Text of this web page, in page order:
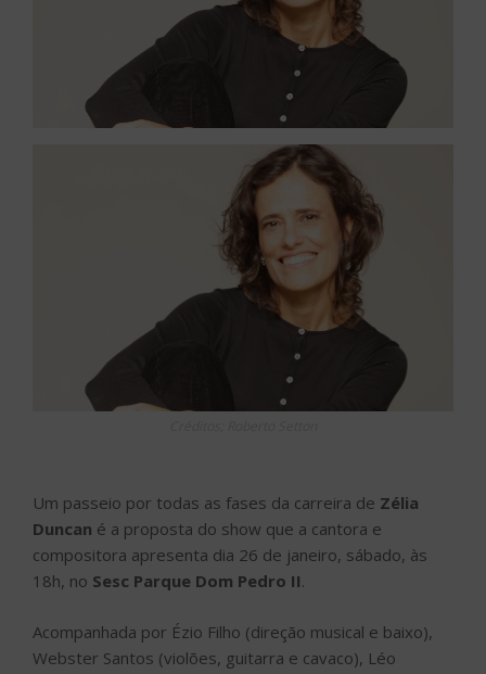
Um passeio por todas as fases da carreira de Zélia
Duncan é a proposta do show que a cantora e
compositora apresenta dia 26 de janeiro, sábado, às
18h, no Sesc Parque Dom Pedro II.
Acompanhada por Ézio Filho (direção musical e baixo),
Webster Santos (violões, guitarra e cavaco), Léo